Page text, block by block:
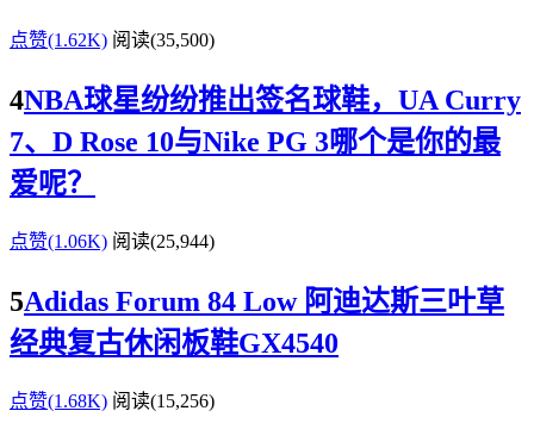
点赞(1.62K) 阅读(35,500)
4NBA球星纷纷推出签名球鞋，UA Curry
7、D Rose 10与Nike PG 3哪个是你的最
爱呢？
点赞(1.06K) 阅读(25,944)
5Adidas Forum 84 Low 阿迪达斯三叶草
经典复古休闲板鞋GX4540
点赞(1.68K) 阅读(15,256)